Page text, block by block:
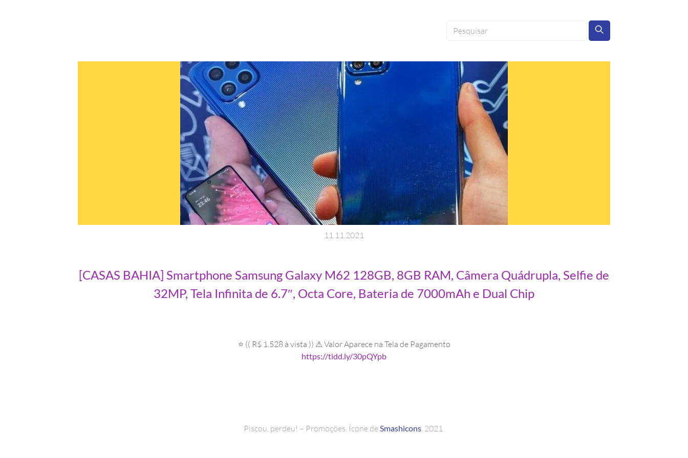
11.11.2021
[CASAS BAHIA] Smartphone Samsung Galaxy M62 128GB, 8GB RAM, Câmera Quádrupla, Selfie de
32MP, Tela Infinita de 6.7″, Octa Core, Bateria de 7000mAh e Dual Chip
⭐ (( R$ 1.528 à vista )) ⚠ Valor Aparece na Tela de Pagamento
https://tidd.ly/30pQYpb
Piscou, perdeu! – Promoções. Ícone deSmashicons . 2021.